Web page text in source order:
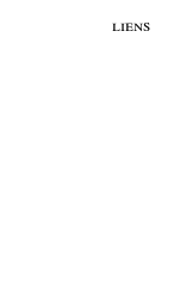
liens